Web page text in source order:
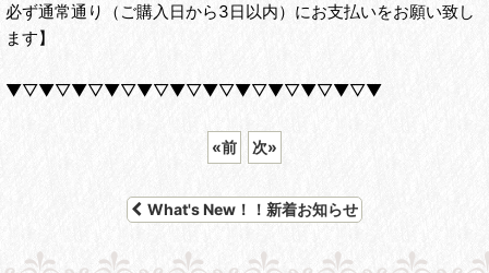
必ず通常通り（ご購入日から3日以内）にお支払いをお願い致し
ます】
▼▽▼▽▼▽▼▽▼▽▼▽▼▽▼▽▼▽▼▽▼▽▼
«前 次»
What's New！！新着お知らせ